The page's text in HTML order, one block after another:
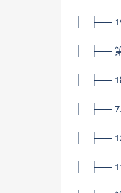
│ ├──
│ ├──
│ ├──
│ ├── 7.
│ ├──
│ ├──